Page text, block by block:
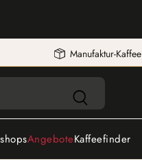
Manufaktur-Kaffee
AngeboteKaffeefinder